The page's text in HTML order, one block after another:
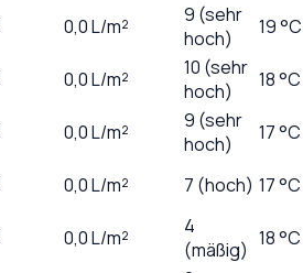
0,0L/m²
9 (sehr
hoch)
19 °C
0,0L/m²
10 (sehr
hoch)
18 °C
0,0L/m²
9 (sehr
hoch)
17 °C
0,0L/m² 7 (hoch) 17 °C
0,0L/m²
4
(mäßig) 18 °C